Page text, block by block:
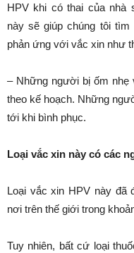
HPV khi có thai của nhà
này sẽ giúp chúng tôi
phản ứng với vắc xin như
– Những người bị ốm nhẹ
theo kế hoạch. Những
tới khi bình phục.
Loại vắc xin này có các
Loại vắc xin HPV này
nơi trên thế giới trong
Tuy nhiên, bất cứ loại